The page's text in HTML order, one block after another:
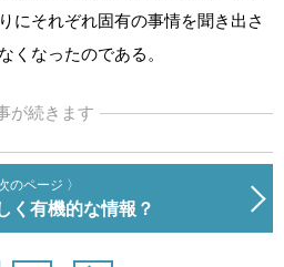
にそれぞれ固有の事情を聞き出さ
くなったのである。
が続きます
のページ 〉
く有機的な情報？